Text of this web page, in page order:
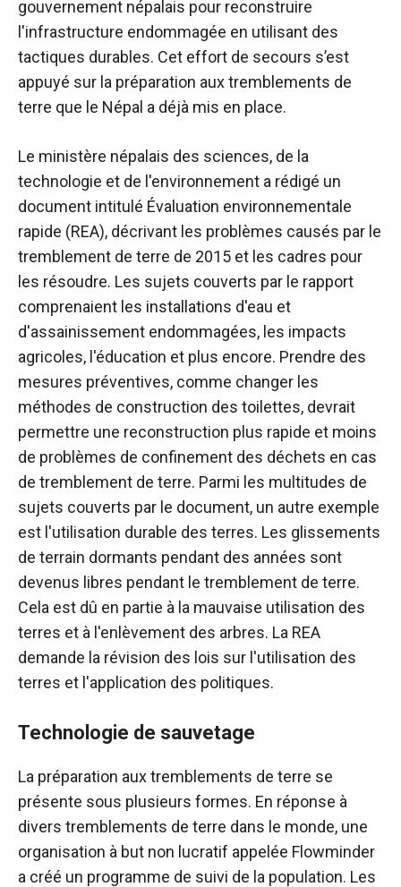
gouvernement népalais pour reconstruire
l'infrastructure endommagée en utilisant des
tactiques durables. Cet effort de secours s’est
appuyé sur la préparation aux tremblements de
terre que le Népal a déjà mis en place.
Le ministère népalais des sciences, de la
technologie et de l'environnement a rédigé un
document intitulé Évaluation environnementale
rapide (REA), décrivant les problèmes causés par le
tremblement de terre de 2015 et les cadres pour
les résoudre. Les sujets couverts par le rapport
comprenaient les installations d'eau et
d'assainissement endommagées, les impacts
agricoles, l'éducation et plus encore. Prendre des
mesures préventives, comme changer les
méthodes de construction des toilettes, devrait
permettre une reconstruction plus rapide et moins
de problèmes de confinement des déchets en cas
de tremblement de terre. Parmi les multitudes de
sujets couverts par le document, un autre exemple
est l'utilisation durable des terres. Les glissements
de terrain dormants pendant des années sont
devenus libres pendant le tremblement de terre.
Cela est dû en partie à la mauvaise utilisation des
terres et à l'enlèvement des arbres. La REA
demande la révision des lois sur l'utilisation des
terres et l'application des politiques.
Technologie de sauvetage
La préparation aux tremblements de terre se
présente sous plusieurs formes. En réponse à
divers tremblements de terre dans le monde, une
organisation à but non lucratif appelée Flowminder
a créé un programme de suivi de la population. Les